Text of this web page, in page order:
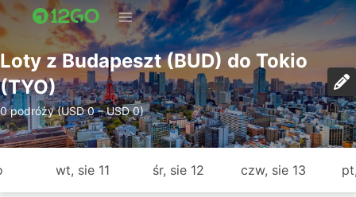
Loty z Budapeszt (BUD) do Tokio
(TYO)
0 podróży (USD 0 – USD 0)
wt, sie 11 śr, sie 12 czw, sie 13